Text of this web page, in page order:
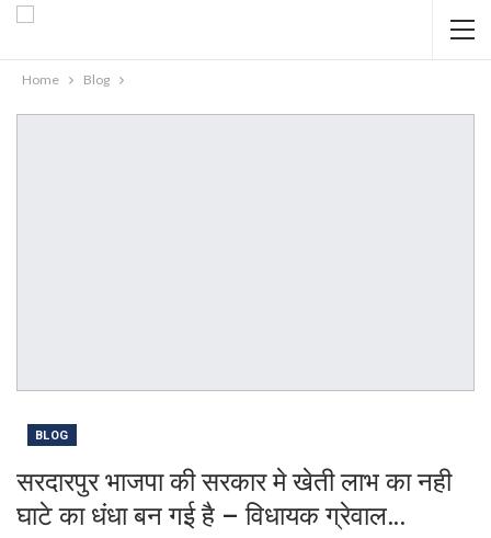
Home Blog
BLOG
सरदारपुर भाजपा की सरकार मे खेती लाभ का नही
घाटे का धंधा बन गई है – विधायक ग्रेवाल…